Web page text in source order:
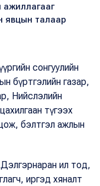
ажиллагааг
явцын талаар
сонгуулийн
бүртгэлийн газар,
Нийслэлийн
түгээх
бэлтгэл ажлын
ил тод,
иргэд хяналт